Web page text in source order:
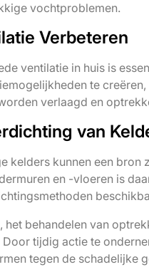
vochtproblemen.
Verbeteren
ventilatie in huis is
te
verlaagd en
van
kelders kunnen een bron
en -vloeren is
het behandelen van
Door tijdig actie te
tegen de schadelijke